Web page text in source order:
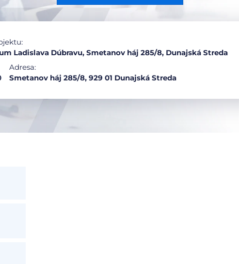
Ladislava Dúbravu, Smetanov háj 285/8, Dunajská Streda
Adresa:
Smetanov háj 285/8, 929 01 Dunajská Streda